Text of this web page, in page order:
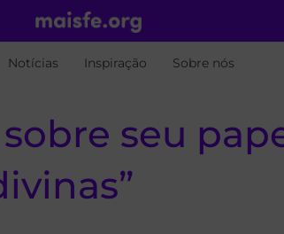
Notícias Inspiração Sobre nós
sobre seu